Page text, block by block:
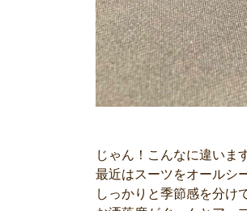
じゃん！こんなに違いま
最近はスーツをオールシ
しっかりと季節感を分け